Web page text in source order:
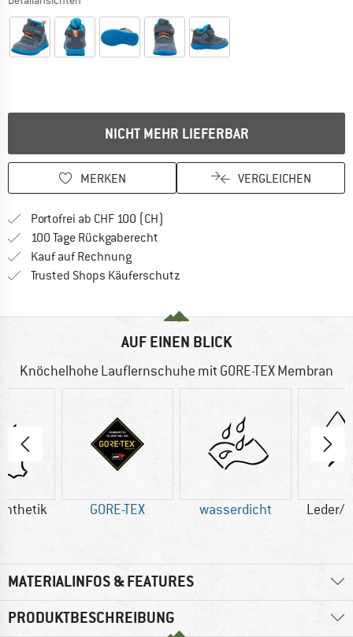
NICHT MEHR LIEFERBAR
MERKEN VERGLEICHEN
Portofrei ab CHF 100 (CH)
100 Tage Rückgaberecht
Kauf auf RechnungFinde die Zahlungs-Infos hier! Öffnet
Trusted Shops Käuferschutz
AUF EINEN BLICK
Knöchelhohe Lauflernschuhe mit GORE-TEX Membran
GORE-TEX wasserdicht Leder/
MATERIALINFOS & FEATURES
PRODUKTBESCHREIBUNG